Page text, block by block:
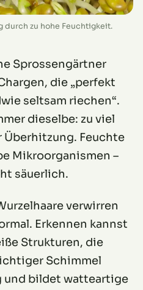
durch zu hohe Feuchtigkeit.
Sprossengärtner
die „perfekt
seltsam riechen“.
dieselbe: zu viel
Feuchte
Mikroorganismen –
säuerlich.
verwirren
Erkennen kannst
Strukturen, die
Schimmel
und bildet watteartige